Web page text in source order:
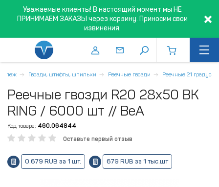
Уважаемые клиенты! В настоящий момент мы НЕ
ПРИНИМАЕМ ЗАКАЗЫ через корзину. Приносим свои
извинения.
Гвозди, штифты, шпильки Реечные гвозди Реечные 21 градус
Реечные гвозди R20 28x50 BK
RING / 6000 шт // BeA
Код товара: 460.064844
Оставьте первый отзыв
0.679 RUB за 1 шт. 679 RUB за 1 тыс.шт